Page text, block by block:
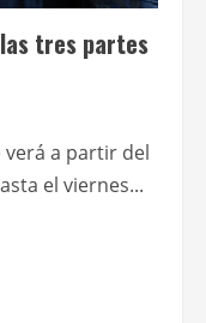
tres partes
verá a partir del
el viernes...